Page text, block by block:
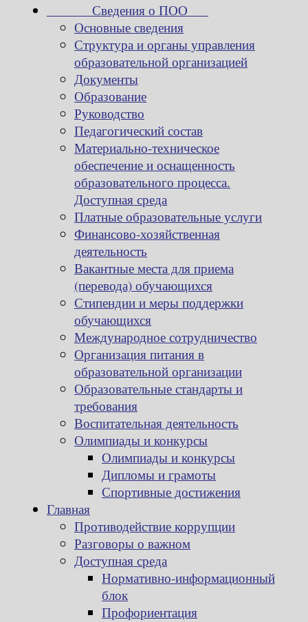
Сведения о ПОО
Основные сведения
Структура и органы управления
образовательной организацией
Документы
Образование
Руководство
Педагогический состав
Материально-техническое
обеспечение и оснащенность
образовательного процесса.
Доступная среда
Платные образовательные услуги
Финансово-хозяйственная
деятельность
Вакантные места для приема
(перевода) обучающихся
Стипендии и меры поддержки
обучающихся
Международное сотрудничество
Организация питания в
образовательной организации
Образовательные стандарты и
требования
Воспитательная деятельность
Олимпиады и конкурсы
Олимпиады и конкурсы
Дипломы и грамоты
Спортивные достижения
Главная
Противодействие коррупции
Разговоры о важном
Доступная среда
Нормативно-информационный
блок
Профориентация